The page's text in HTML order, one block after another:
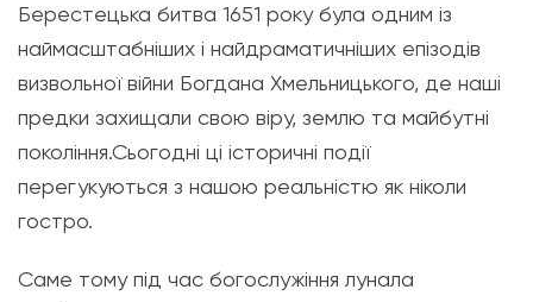
Берестецька битва 1651 року була одним із
наймасштабніших і найдраматичніших епізодів
визвольної війни Богдана Хмельницького, де наші
предки захищали свою віру, землю та майбутні
покоління.Сьогодні ці історичні події
перегукуються з нашою реальністю як ніколи
гостро.
Саме тому під час богослужіння лунала